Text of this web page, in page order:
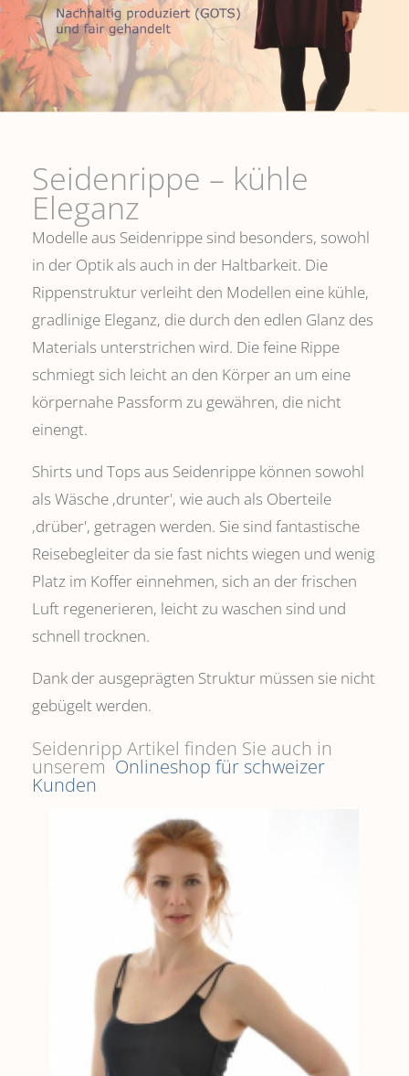
Seidenrippe­ – kühle
Eleganz
Modelle aus Seidenrippe sind besonders, sowohl
in der Optik als auch in der Haltbarkeit. Die
Rippenstruktur verleiht den Modellen eine kühle,
gradlinige Eleganz, die durch den edlen Glanz des
Materials unterstrichen wird. Die feine Rippe
schmiegt sich leicht an den Körper an um eine
körpernahe Passform zu gewähren, die nicht
einengt.
Shirts und Tops aus Seidenrippe können sowohl
als Wäsche ,drunter', wie auch als Oberteile
‚drüber', getragen werden. Sie sind fantastische
Reisebegleiter da sie fast nichts wiegen und wenig
Platz im Koffer einnehmen, sich an der frischen
Luft regenerieren, leicht zu waschen sind und
schnell trocknen.
Dank der ausgeprägten Struktur müssen sie nicht
gebügelt werden.
Seidenripp Artikel finden Sie auch in
unserem Onlineshop für schweizer
Kunden